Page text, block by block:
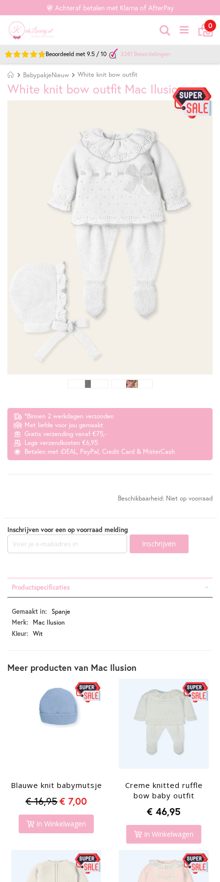
Achteraf betalen met Klarna of AfterPay
0
Zoek
Beoordeeld met 9.5 / 10 3241 Beoordelingen
Home
BabypakjeNieuw White knit bow outfit
White knit bow outfit Mac Ilusion
*Binnen 2 werkdagen verzonden
Met liefde voor jou gemaakt
Gratis verzending vanaf €75,-
Lage verzendkosten €6,95
Betalen met iDEAL, PayPal, Credit Card & MisterCash
Beschikbaarheid: Niet op voorraad
Inschrijven voor een op voorraad melding
Inschrijven
Productspecificaties
Productspecificaties
Spanje
Mac Ilusion
Wit
Meer producten van Mac Ilusion
Blauwe knit babymutsje
€ 16,95€ 7,00
In Winkelwagen
Creme knitted ruffle
bow baby outfit
€ 46,95
In Winkelwagen